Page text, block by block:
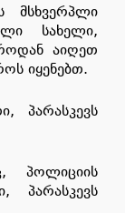
სახელი,
აიღეთ
იყენებთ.
პარასკევს
პოლიციის
პარასკევს